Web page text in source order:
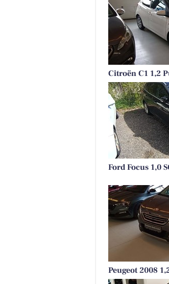
Citroën C1 1,2
Ford Focus 1,0
Peugeot 2008